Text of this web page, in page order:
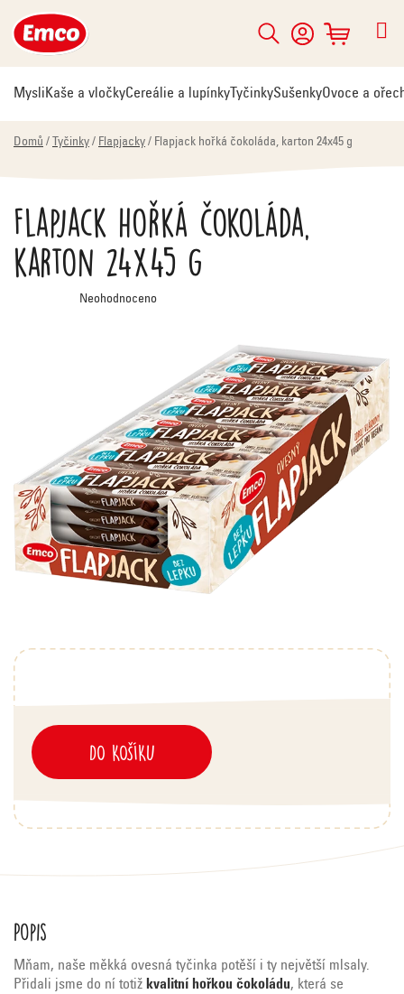
na
obsah
Hledat
NÁKUPNÍ
KOŠÍK
MysliKaše a vločkyCereálie a lupínky TyčinkySušenkyOvoce a
Domů / Tyčinky / Flapjacky / Flapjack hořká čokoláda, karton 24x45 g
DO KOŠÍKU
Flapjack hořká čokoláda,
karton 24x45 g
Průměrné
hodnocení
Neohodnoceno
Popis
Mňam, naše měkká ovesná tyčinka potěší i ty největší mlsaly.
Přidali jsme do ní totiž kvalitní hořkou čokoládu, která se